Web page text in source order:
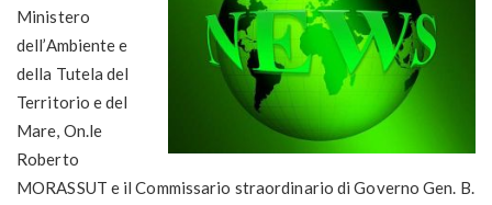
Ministero
dell’Ambiente e
della Tutela del
Territorio e del
Mare, On.le
Roberto
MORASSUT e il Commissario straordinario di Governo Gen. B.